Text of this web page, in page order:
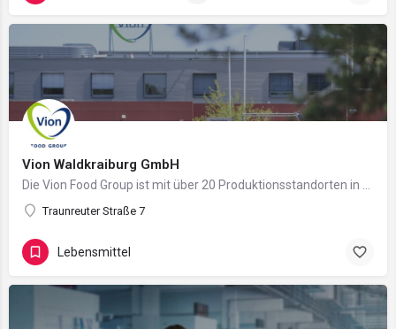
Vion Waldkraiburg GmbH
Traunreuter Straße 7
Lebensmittel